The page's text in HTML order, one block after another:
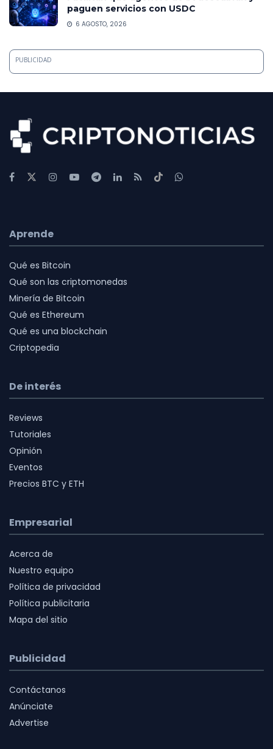
paguen servicios con USDC
6 AGOSTO, 2026
PUBLICIDAD
Aprende
Qué es Bitcoin
Qué son las criptomonedas
Minería de Bitcoin
Qué es Ethereum
Qué es una blockchain
Criptopedia
De interés
Reviews
Tutoriales
Opinión
Eventos
Precios BTC y ETH
Empresarial
Acerca de
Nuestro equipo
Política de privacidad
Política publicitaria
Mapa del sitio
Publicidad
Contáctanos
Anúnciate
Advertise